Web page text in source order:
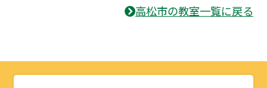
高松市の教室一覧に戻る